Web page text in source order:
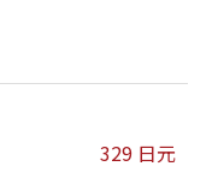
329 日元